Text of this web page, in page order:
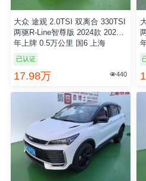
大众 途观 2.0TSI 双离合 330TSI
两驱R-Line智尊版 2024款 2026
年上牌 0.5万公里 国6 上海
已认证
17.98万 440